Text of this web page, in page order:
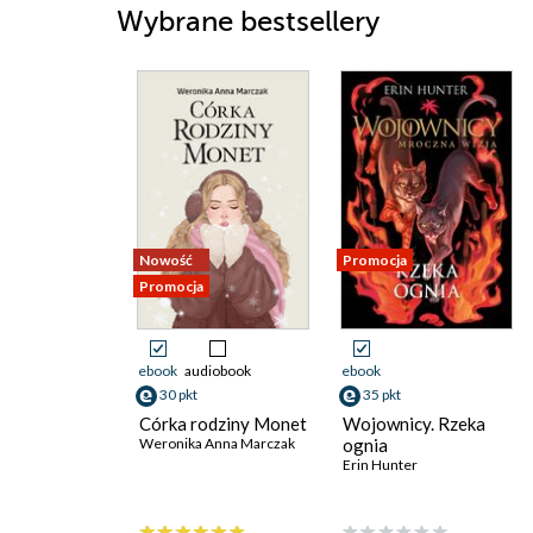
Wybrane bestsellery
Nowość
Promocja
ebook audiobook
30 pkt
Córka rodziny Monet
Weronika Anna Marczak
Promocja
ebook
35 pkt
Wojownicy. Rzeka
ognia
Erin Hunter